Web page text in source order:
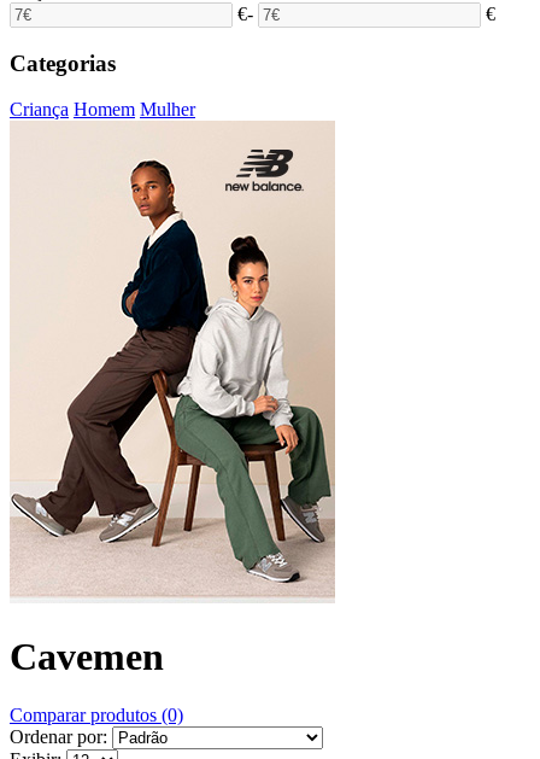
€- €
Categorias
Criança Homem Mulher
Cavemen
Comparar produtos (0)
Ordenar por: